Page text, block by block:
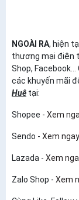
NGOÀI RA, hiện
thương mại điện
Shop,
các khuyến mãi
Huê tại:
Shopee - Xem
Sendo - Xem ngay
Lazada - Xem
Zalo Shop - Xem